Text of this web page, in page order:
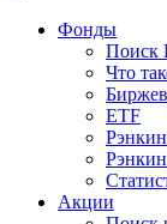
Фонды
Что
ETF
Акции